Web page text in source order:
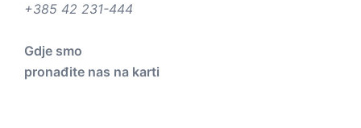
+385 42 231-444
Gdje smo
pronađite nas na karti